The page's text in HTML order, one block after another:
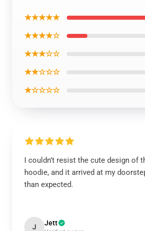
★★★★★
★★★★☆
★★★☆☆
★★☆☆☆
★☆☆☆☆
I couldn’t resist the cute design of
hoodie, and it arrived at my
than expected.
J Jett